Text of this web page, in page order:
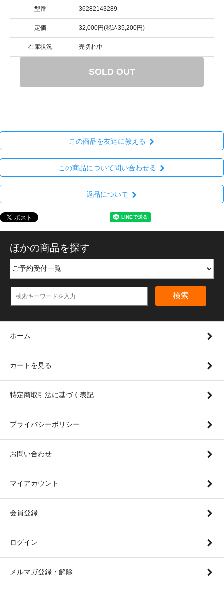
型番 36282143289
定価 32,000円(税込35,200円)
在庫状況 売切れ中
SOLD OUT
この商品を友達に教える
この商品について問い合わせる
返品について
ほかの商品を探す
検索
ホーム
カートを見る
特定商取引法に基づく表記
プライバシーポリシー
お問い合わせ
マイアカウント
会員登録
ログイン
メルマガ登録・解除